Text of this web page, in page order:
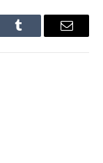
Tumblr Email